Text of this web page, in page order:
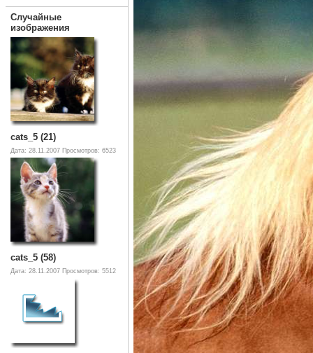
Случайные
изображения
cats_5 (21)
Дата: 28.11.2007 Просмотров: 6523
cats_5 (58)
Дата: 28.11.2007 Просмотров: 5512